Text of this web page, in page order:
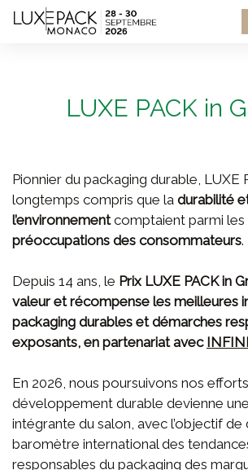
Consent choices
LUXE PACK in
Pionnier du packaging durable, LUXE
longtemps compris que la durabilité
l’environnementcomptaient parmi les
préoccupations des consommateurs.
Depuis 14 ans, le Prix LUXE PACK in
valeur et récompense les meilleures
packaging durables et démarches
exposants, en partenariat avec
En 2026, nous poursuivons nos
développement durable devienne
intégrante du salon, avec l’objectif de
baromètre international des
responsables du packaging des